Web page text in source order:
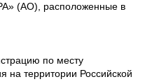
(АО), расположенные в
по месту
на территории Российской